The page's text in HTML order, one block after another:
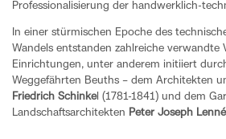
Professionalisierung der handwerklich-
In einer stürmischen Epoche des
Wandels entstanden zahlreiche verwandte
Einrichtungen, unter anderem initiiert
Weggefährten Beuths – dem Architekten
Friedrich Schinkel (1781-1841) und dem
Landschaftsarchitekten Peter Joseph Lenné